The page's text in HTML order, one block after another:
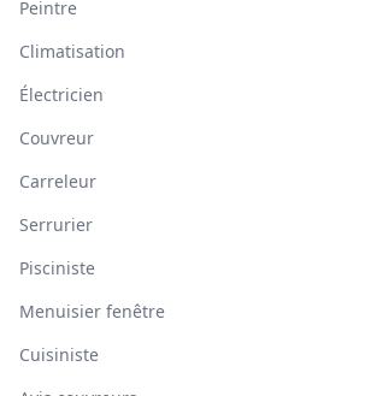
Peintre
Climatisation
Électricien
Couvreur
Carreleur
Serrurier
Pisciniste
Menuisier fenêtre
Cuisiniste